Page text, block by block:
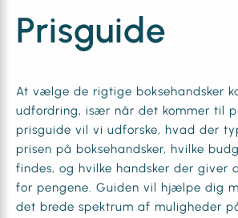
Prisguide
At vælge de rigtige boksehandsker
udfordring, især når det kommer til
prisguide vil vi udforske, hvad der
prisen på boksehandsker, hvilke
findes, og hvilke handsker der giver
for pengene. Guiden vil hjælpe dig
det brede spektrum af muligheder